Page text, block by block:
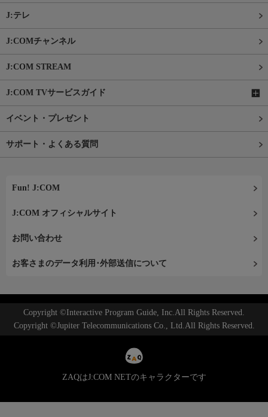
J:テレ
J:COMチャンネル
J:COM STREAM
J:COM TVサービスガイド
イベント・プレゼント
サポート・よくある質問
Fun! J:COM
J:COM オフィシャルサイト
お問い合わせ
お客さまのデータ利用･外部送信について
Copyright ©Interactive Program Guide, Inc.All Rights Reserved.
Copyright ©Jupiter Telecommunications Co., Ltd.All Rights Reserved.
ZAQはJ:COM NETのキャラクターです